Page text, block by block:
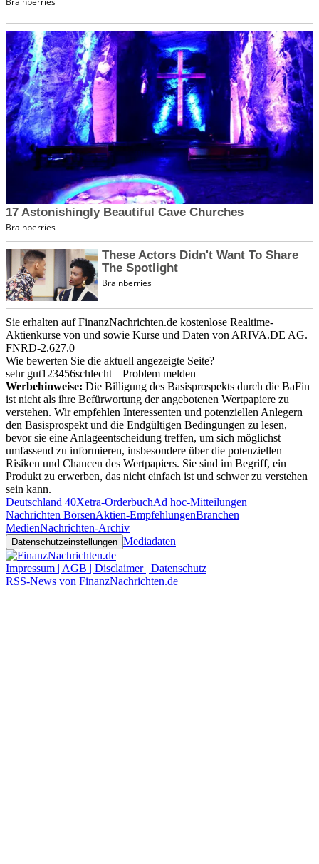
Sie erhalten auf FinanzNachrichten.de kostenlose Realtime-
Aktienkurse von und sowie Kurse und Daten von ARIVA.DE AG.
FNRD-2.627.0
Wie bewerten Sie die aktuell angezeigte Seite?
sehr gut1 23456schlecht
Problem melden
Werbehinweise: Die Billigung des Basisprospekts durch die BaFin
ist nicht als ihre Befürwortung der angebotenen Wertpapiere zu
verstehen. Wir empfehlen Interessenten und potenziellen Anlegern
den Basisprospekt und die Endgültigen Bedingungen zu lesen,
bevor sie eine Anlageentscheidung treffen, um sich möglichst
umfassend zu informieren, insbesondere über die potenziellen
Risiken und Chancen des Wertpapiers. Sie sind im Begriff, ein
Produkt zu erwerben, das nicht einfach ist und schwer zu verstehen
sein kann.
Deutschland 40Xetra-OrderbuchAd hoc-Mitteilungen
Nachrichten BörsenAktien-EmpfehlungenBranchen
MedienNachrichten-Archiv
Datenschutzeinstellungen Mediadaten
Impressum | AGB | Disclaimer | Datenschutz
RSS-News von FinanzNachrichten.de